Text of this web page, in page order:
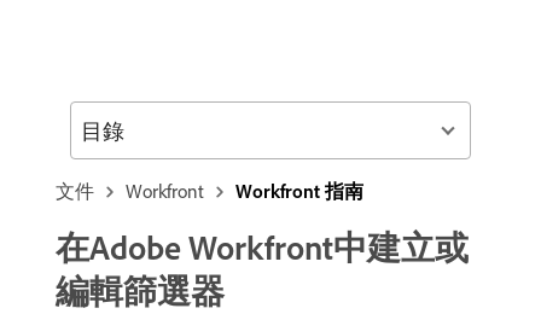
文件 Workfront Workfront 指南
在Adobe Workfront中建立或
編輯篩選器
目錄